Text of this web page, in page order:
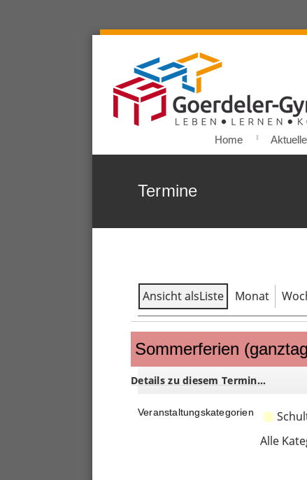
Home
Termine
Ansicht alsListe Monat
Sommerferien
(ganztags)
Sommerferien
Details zu diesem Termin…
Veranstaltungskategorien
Alle